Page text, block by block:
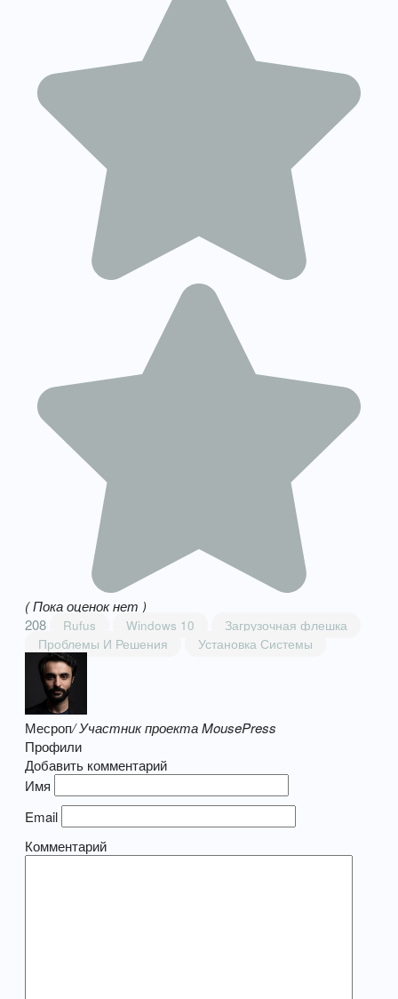
( Пока оценок нет )
208
Rufus Windows 10
Загрузочная флешка
Проблемы И Решения
Установка Системы
Месроп/ Участник проекта MousePress
Профили
Добавить комментарий
Имя
Email
Комментарий